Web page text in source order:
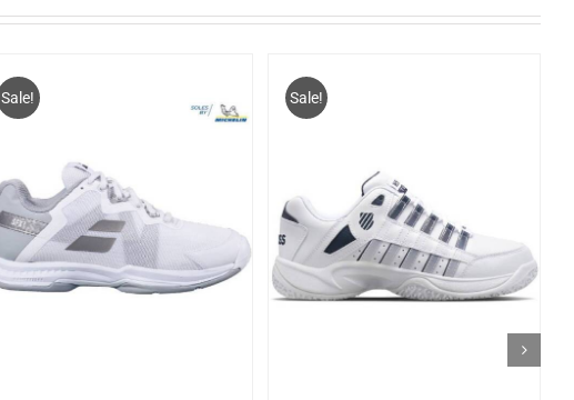
Sale! Sale!